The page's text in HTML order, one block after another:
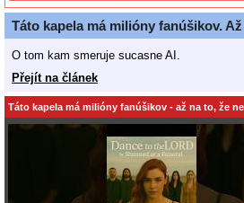
Táto kapela má milióny fanúšikov.
O tom kam smeruje sucasne AI.
Přejít na článek
Táto kapela má milióny fanúšikov - až na to, že